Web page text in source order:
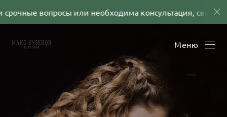
вопросы или необходима консультация,
Меню